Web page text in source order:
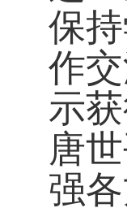
保
作
示
唐
强